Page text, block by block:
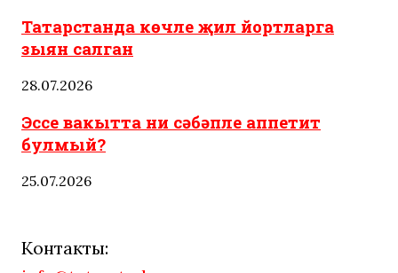
Татарстанда көчле җил йортларга
зыян салган
28.07.2026
Эссе вакытта ни сәбәпле аппетит
булмый?
25.07.2026
Контакты: